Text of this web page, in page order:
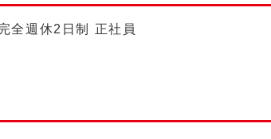
全週休2日制 正社員